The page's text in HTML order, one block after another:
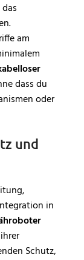
am
dass du
oder
und
in
Schutz,